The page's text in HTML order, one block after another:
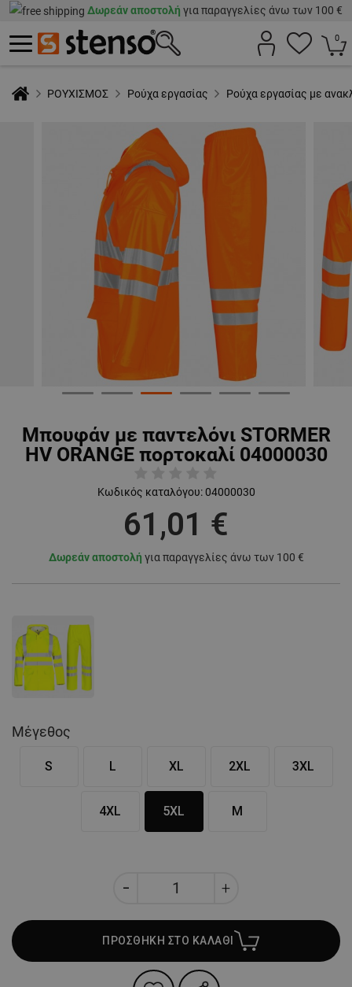
Δωρεάν αποστολή για παραγγελίες άνω των 100 €
0
ΡΟΥΧΙΣΜΟΣ Ρούχα εργασίας Ρούχα εργασίας με
Μπουφάν με παντελόνι STORMER
HV ORANGE πορτοκαλί 04000030
Κωδικός καταλόγου: 04000030
61,01 €
Δωρεάν αποστολή για παραγγελίες άνω των 100 €
Μέγεθος
S L XL 2XL 3XL
4XL 5XL M
ΠΡΟΣΘΗΚΗ ΣΤΟ ΚΑΛΑΘΙ